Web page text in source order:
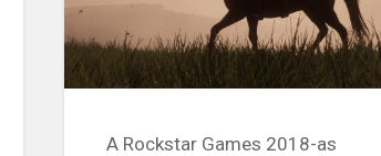
A Rockstar Games 2018-as